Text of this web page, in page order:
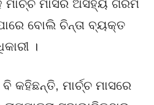
ମାସର ଅସହ୍ୟ ଗରମ
ବୋଲି ଚିନ୍ତା ବ୍ୟକ୍ତ
।
କହିଛନ୍ତି, ମାର୍ଚ୍ଚ ମାସରେ